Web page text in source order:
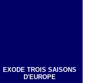
EXODE TROIS SAISONS
D'EUROPE